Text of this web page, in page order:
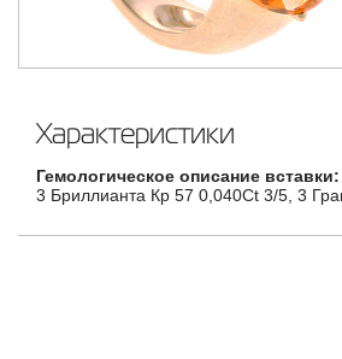
Характеристики
Гемологическое описание вставки:
3 Бриллианта Кр 57 0,040Ct 3/5, 3